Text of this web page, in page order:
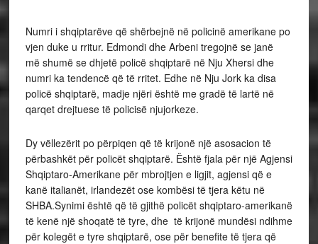
Numri i shqiptarëve që shërbejnë në policinë amerikane po
vjen duke u rritur. Edmondi dhe Arbeni tregojnë se janë
më shumë se dhjetë policë shqiptarë në Nju Xhersi dhe
numri ka tendencë që të rritet. Edhe në Nju Jork ka disa
policë shqiptarë, madje njëri është me gradë të lartë në
qarqet drejtuese të policisë njujorkeze.
Dy vëllezërit po përpiqen që të krijonë një asosacion të
përbashkët për policët shqiptarë. Është fjala për një Agjensi
Shqiptaro-Amerikane për mbrojtjen e ligjit, agjensi që e
kanë italianët, irlandezët ose kombësi të tjera këtu në
SHBA.Synimi është që të gjithë policët shqiptaro-amerikanë
të kenë një shoqatë të tyre, dhe të krijonë mundësi ndihme
për kolegët e tyre shqiptarë, ose për benefite të tjera që